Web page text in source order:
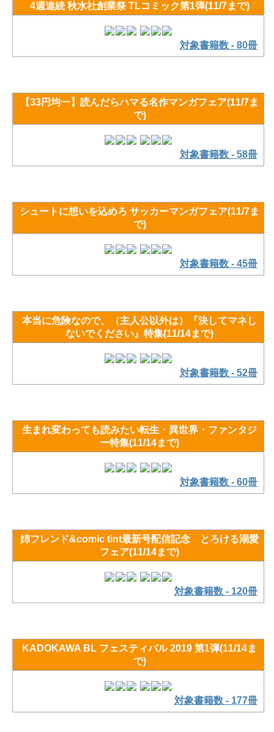
4週連続 秋水社創業祭 TLコミック第1弾(11/7まで)
対象書籍数 - 80冊
【33円均一】読んだらハマる名作マンガフェア(11/7ま
で)
対象書籍数 - 58冊
シュートに想いを込めろ サッカーマンガフェア(11/7ま
で)
対象書籍数 - 45冊
本当に危険なので、（主人公以外は）『決してマネし
ないでください』特集(11/14まで)
対象書籍数 - 52冊
生まれ変わっても読みたい転生・異世界・ファンタジ
ー特集(11/14まで)
対象書籍数 - 60冊
姉フレンド&comic tint最新号配信記念 とろける溺愛
フェア(11/14まで)
対象書籍数 - 120冊
KADOKAWA BL フェスティバル 2019 第1弾(11/14ま
で)
対象書籍数 - 177冊